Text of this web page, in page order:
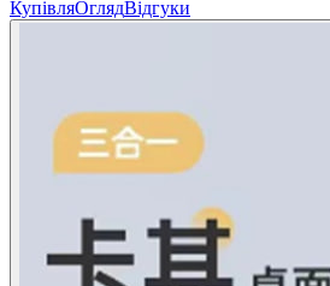
КупівляОглядВідгуки